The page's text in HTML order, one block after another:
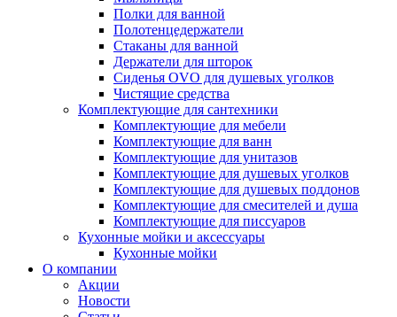
Полки для ванной
Полотенцедержатели
Стаканы для ванной
Держатели для шторок
Сиденья OVO для душевых уголков
Чистящие средства
Комплектующие для сантехники
Комплектующие для мебели
Комплектующие для ванн
Комплектующие для унитазов
Комплектующие для душевых уголков
Комплектующие для душевых поддонов
Комплектующие для смесителей и душа
Комплектующие для писсуаров
Кухонные мойки и аксессуары
Кухонные мойки
О компании
Акции
Новости